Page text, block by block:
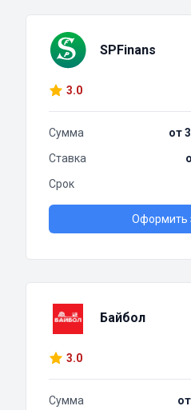
SPFinans
3.0
Сумма
от
Ставка
Срок
Оформить
Байбол
3.0
Сумма